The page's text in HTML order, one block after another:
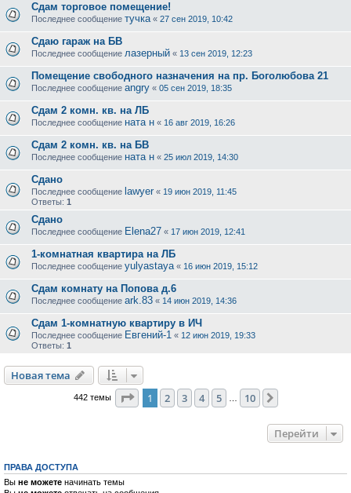
Сдам торговое помещение!
Последнее сообщение тучка « 27 сен 2019, 10:42
Сдаю гараж на БВ
Последнее сообщение лазерный « 13 сен 2019, 12:23
Помещение свободного назначения на пр. Боголюбова 21
Последнее сообщение angry « 05 сен 2019, 18:35
Сдам 2 комн. кв. на ЛБ
Последнее сообщение ната н « 16 авг 2019, 16:26
Сдам 2 комн. кв. на БВ
Последнее сообщение ната н « 25 июл 2019, 14:30
Сдано
Последнее сообщение lawyer « 19 июн 2019, 11:45
Ответы: 1
Сдано
Последнее сообщение Elena27 « 17 июн 2019, 12:41
1-комнатная квартира на ЛБ
Последнее сообщение yulyastaya « 16 июн 2019, 15:12
Сдам комнату на Попова д.6
Последнее сообщение ark.83 « 14 июн 2019, 14:36
Сдам 1-комнатную квартиру в ИЧ
Последнее сообщение Евгений-1 « 12 июн 2019, 19:33
Ответы: 1
Новая тема
442 темы Страница из 10
1 2 3 4 5 10
Перейти
ПРАВА ДОСТУПА
Вы не можете начинать темы